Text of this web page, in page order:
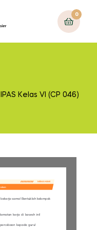
0
Kelas VI (CP 046)